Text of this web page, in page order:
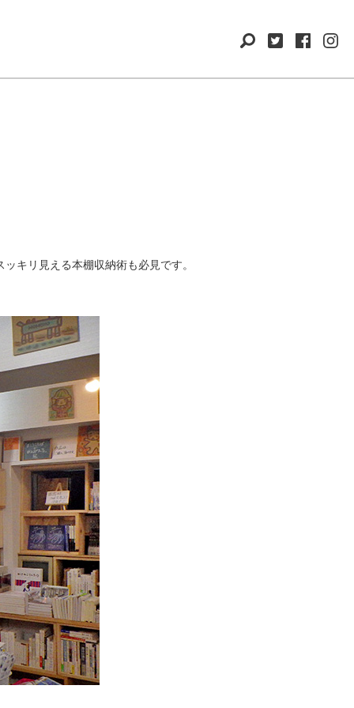
キリ見える本棚収納術も必見です。